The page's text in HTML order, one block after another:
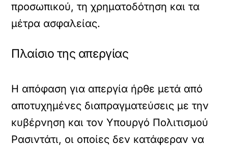
προσωπικού, τη χρηματοδότηση και τα
μέτρα ασφαλείας.
Πλαίσιο της απεργίας
Η απόφαση για απεργία ήρθε μετά από
αποτυχημένες διαπραγματεύσεις με την
κυβέρνηση και τον Υπουργό Πολιτισμού
Ρασιντάτι, οι οποίες δεν κατάφεραν να